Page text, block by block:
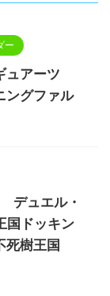
ー
ュアーツ
グファル
デュエル・
ドッキン
死樹王国